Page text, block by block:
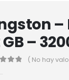
–
GB –
( No hay